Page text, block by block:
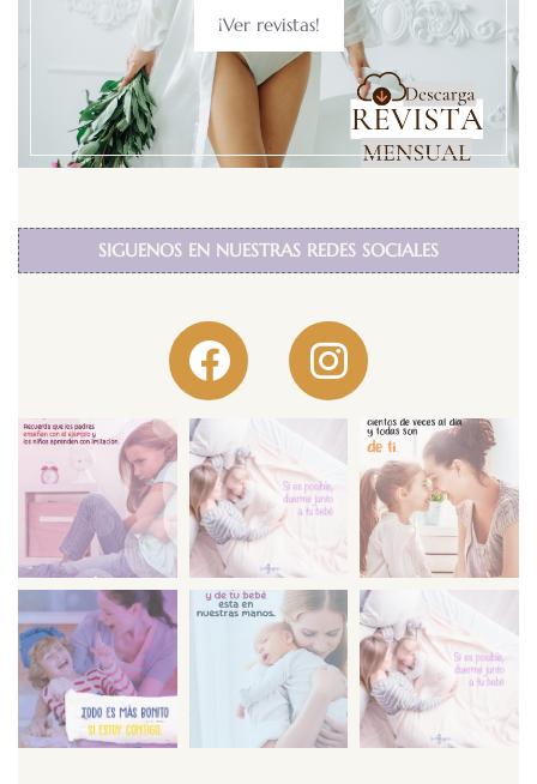
¡Ver revistas!
SIGUENOS EN NUESTRAS REDES SOCIALES